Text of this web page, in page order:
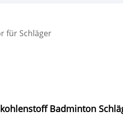
für Schläger
Badminton